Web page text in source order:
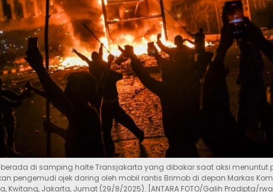
berada di samping halte Transjakarta yang dibakar saat aksi menuntut
pengemudi ojek daring oleh mobil rantis Brimob di depan Markas
Kwitang, Jakarta, Jumat (29/8/2025). [ANTARA FOTO/Galih Pradipta/rwa]